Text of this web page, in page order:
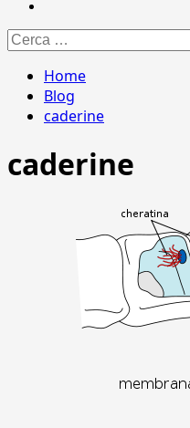
Ricerca
per:
Home
Blog
caderine
caderine